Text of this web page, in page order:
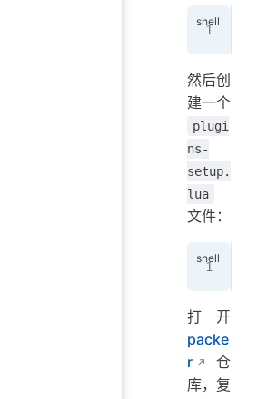
然后创
建一个
plugi
ns-
setup.
lua
文件：
打开
packe
r
仓
库，复